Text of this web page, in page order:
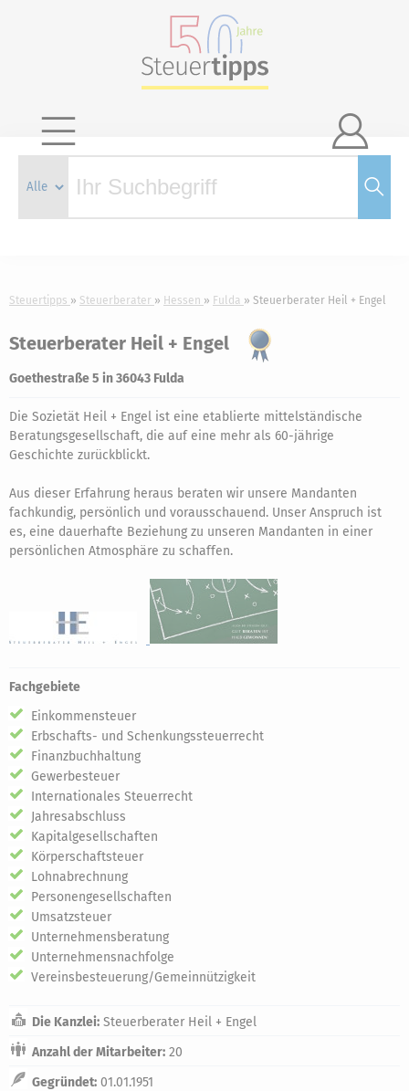

Steuertipps Steuerberater Hessen Fulda Steuerberater Heil + Engel
Steuerberater Heil + Engel
Goethestraße 5 in 36043 Fulda
Die Sozietät Heil + Engel ist eine etablierte mittelständische
Beratungsgesellschaft, die auf eine mehr als 60-jährige
Geschichte zurückblickt.
Aus dieser Erfahrung heraus beraten wir unsere Mandanten
fachkundig, persönlich und vorausschauend. Unser Anspruch ist
es, eine dauerhafte Beziehung zu unseren Mandanten in einer
persönlichen Atmosphäre zu schaffen.
Fachgebiete
Einkommensteuer
Erbschafts- und Schenkungssteuerrecht
Finanzbuchhaltung
Gewerbesteuer
Internationales Steuerrecht
Jahresabschluss
Kapitalgesellschaften
Körperschaftsteuer
Lohnabrechnung
Personengesellschaften
Umsatzsteuer
Unternehmensberatung
Unternehmensnachfolge
Vereinsbesteuerung/Gemeinnützigkeit
Die Kanzlei: Steuerberater Heil + Engel
Anzahl der Mitarbeiter: 20
Gegründet: 01.01.1951